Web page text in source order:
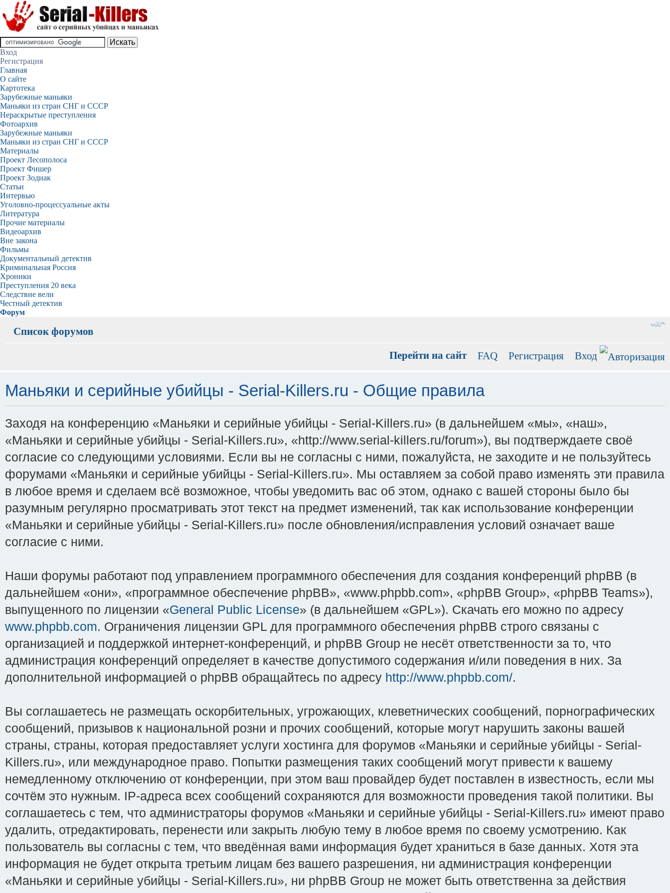
Вход
Регистрация
Главная
О сайте
Картотека
Зарубежные маньяки
Маньяки из стран СНГ и СССР
Нераскрытые преступления
Фотоархив
Зарубежные маньяки
Маньяки из стран СНГ и СССР
Материалы
Проект Лесополоса
Проект Фишер
Проект Зодиак
Статьи
Интервью
Уголовно-процессуальные акты
Литература
Прочие материалы
Видеоархив
Вне закона
Фильмы
Документальный детектив
Криминальная Россия
Хроники
Преступления 20 века
Следствие вели
Честный детектив
Форум
Список форумов
Перейти на сайт FAQ Регистрация Вход
Маньяки и серийные убийцы - Serial-Killers.ru - Общие правила
Заходя на конференцию «Маньяки и серийные убийцы - Serial-Killers.ru» (в дальнейшем «мы», «наш»,
«Маньяки и серийные убийцы - Serial-Killers.ru», «http://www.serial-killers.ru/forum»), вы подтверждаете своё
согласие со следующими условиями. Если вы не согласны с ними, пожалуйста, не заходите и не пользуйтесь
форумами «Маньяки и серийные убийцы - Serial-Killers.ru». Мы оставляем за собой право изменять эти правила
в любое время и сделаем всё возможное, чтобы уведомить вас об этом, однако с вашей стороны было бы
разумным регулярно просматривать этот текст на предмет изменений, так как использование конференции
«Маньяки и серийные убийцы - Serial-Killers.ru» после обновления/исправления условий означает ваше
согласие с ними.
Наши форумы работают под управлением программного обеспечения для создания конференций phpBB (в
дальнейшем «они», «программное обеспечение phpBB», «www.phpbb.com», «phpBB Group», «phpBB Teams»),
выпущенного по лицензии «General Public License» (в дальнейшем «GPL»). Скачать его можно по адресу
www.phpbb.com. Ограничения лицензии GPL для программного обеспечения phpBB строго связаны с
организацией и поддержкой интернет-конференций, и phpBB Group не несёт ответственности за то, что
администрация конференций определяет в качестве допустимого содержания и/или поведения в них. За
дополнительной информацией о phpBB обращайтесь по адресу http://www.phpbb.com/.
Вы соглашаетесь не размещать оскорбительных, угрожающих, клеветнических сообщений, порнографических
сообщений, призывов к национальной розни и прочих сообщений, которые могут нарушить законы вашей
страны, страны, которая предоставляет услуги хостинга для форумов «Маньяки и серийные убийцы - Serial-
Killers.ru», или международное право. Попытки размещения таких сообщений могут привести к вашему
немедленному отключению от конференции, при этом ваш провайдер будет поставлен в известность, если мы
сочтём это нужным. IP-адреса всех сообщений сохраняются для возможности проведения такой политики. Вы
соглашаетесь с тем, что администраторы форумов «Маньяки и серийные убийцы - Serial-Killers.ru» имеют право
удалить, отредактировать, перенести или закрыть любую тему в любое время по своему усмотрению. Как
пользователь вы согласны с тем, что введённая вами информация будет храниться в базе данных. Хотя эта
информация не будет открыта третьим лицам без вашего разрешения, ни администрация конференции
«Маньяки и серийные убийцы - Serial-Killers.ru», ни phpBB Group не может быть ответственна за действия